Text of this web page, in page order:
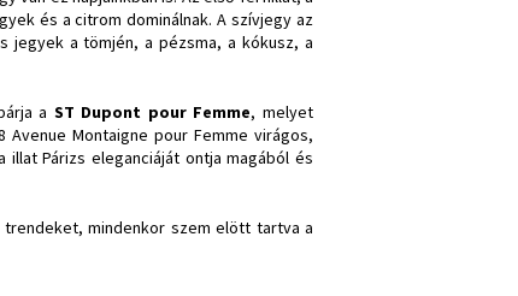
és a citrom dominálnak. A szívjegy az
jegyek a tömjén, a pézsma, a kókusz, a
a ST Dupont pour Femme, melyet
Avenue Montaigne pour Femme virágos,
Párizs eleganciáját ontja magából és
mindenkor szem elött tartva a